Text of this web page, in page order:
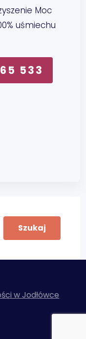
Moc
uśmiechu
533
w Jodłówce